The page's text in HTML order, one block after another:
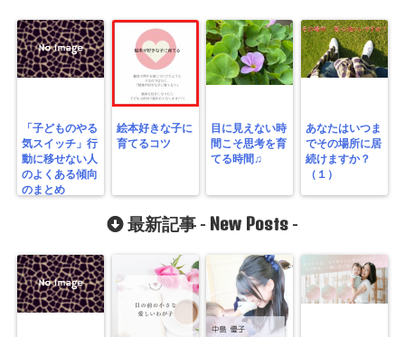
「子どものやる
気スイッチ」行
動に移せない人
のよくある傾向
のまとめ
絵本好きな子に
育てるコツ
目に見えない時
間こそ思考を育
てる時間♫
あなたはいつま
でその場所に居
続けますか？
（１）
最新記事 - New Posts -